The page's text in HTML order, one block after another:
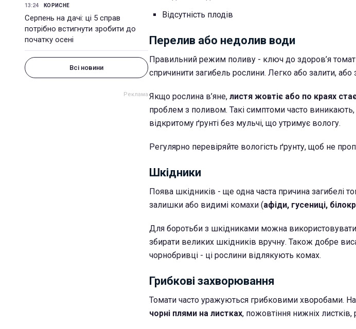
13:24 КОРИСНЕ
Серпень на дачі: ці 5 справ
потрібно встигнути зробити до
початку осені
Всі новини
Відсутність плодів
Перелив або недолив води
Правильний режим поливу - ключ до здоров’я
спричинити загибель рослини. Легко або залити, або
Якщо рослина в’яне, листя жовтіє або по краях
проблем з поливом. Такі симптоми часто
відкритому ґрунті без мульчі, що утримує вологу.
Регулярно перевіряйте вологість ґрунту, щоб не
Шкідники
Поява шкідників - ще одна часта причина загибелі
залишки або видимі комахи (афіди, гусениці,
Для боротьби з шкідниками можна
збирати великих шкідників вручну. Також добре
чорнобривці - ці рослини відлякують комах.
Грибкові захворювання
Томати часто уражуються грибковими хворобами.
чорні плями на листках, пожовтіння нижніх